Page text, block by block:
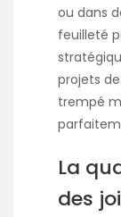
ou dans
feuilleté
projets de
trempé
La
des